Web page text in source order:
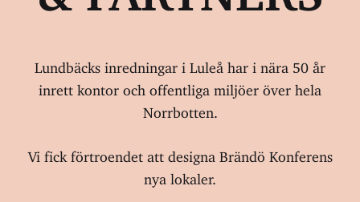
Lundbäcks inredningar i Luleå har i nära 50 år
inrett kontor och offentliga miljöer över hela
Norrbotten.
Vi fick förtroendet att designa Brändö Konferens
nya lokaler.